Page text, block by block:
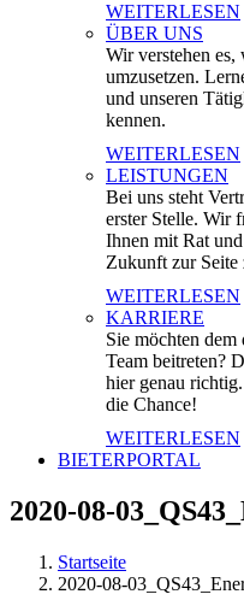
WEITERLESEN
ÜBER UNS
Wir verstehen es,
umzusetzen.
und unseren
kennen.
WEITERLESEN
LEISTUNGEN
Bei uns steht
erster Stelle. Wir
Ihnen mit Rat
Zukunft zur Seite
WEITERLESEN
KARRIERE
Sie möchten dem
Team beitreten?
hier genau
die Chance!
WEITERLESEN
BIETERPORTAL
2020-08-
Startseite
2020-08-